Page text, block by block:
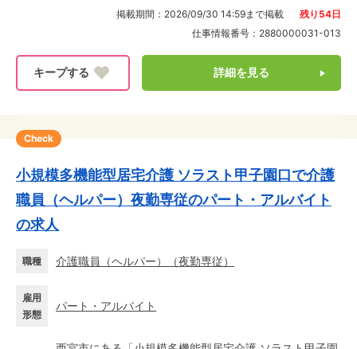
掲載期間： 2026/09/30 14:59まで掲載 残り 54日
仕事情報番号： 2880000031-013
詳細を見る
Check
小規模多機能型居宅介護 ソラスト甲子園口で介護
職員（ヘルパー）夜勤専従のパート・アルバイト
の求人
職種 介護職員（ヘルパー） （夜勤専従）
雇用
形態
パート・アルバイト